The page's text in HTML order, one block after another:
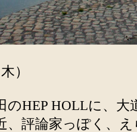
）
のHEP HOLLに、
評論家っぽく、